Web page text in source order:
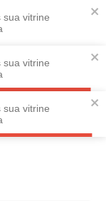
vitrine
vitrine
vitrine
REGULAMENTO
seu CEP